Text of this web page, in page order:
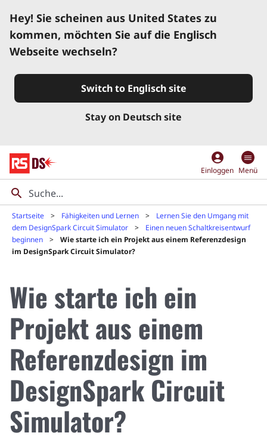
Hey! Sie scheinen aus United States zu
kommen, möchten Sie auf die Englisch
Webseite wechseln?
Switch to Englisch site
Stay on Deutsch site
account_circle
Einloggen Menü
Startseite Fähigkeiten und Lernen
Lernen Sie den Umgang mit
dem DesignSpark Circuit Simulator
Einen neuen Schaltkreisentwurf
beginnen
Wie starte ich ein Projekt aus einem Referenzdesign
im DesignSpark Circuit Simulator?
Wie starte ich ein
Projekt aus einem
Referenzdesign im
DesignSpark Circuit
Simulator?